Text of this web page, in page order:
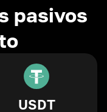
pasivos
USDT